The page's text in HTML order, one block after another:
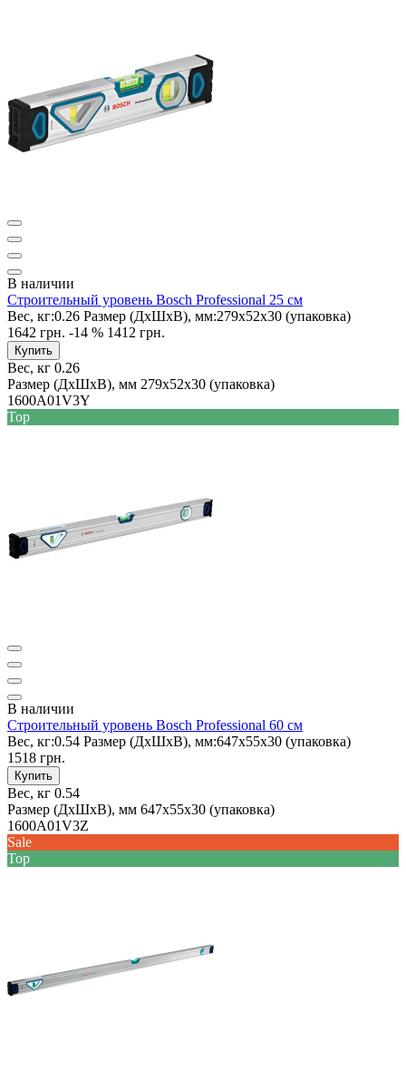
В наличии
Строительный уровень Bosch Professional 25 см
Вес, кг:0.26 Размер (ДxШxВ), мм:279х52х30 (упаковка)
1642 грн. -14 % 1412 грн.
Купить
Вес, кг 0.26
Размер (ДxШxВ), мм 279х52х30 (упаковка)
1600A01V3Y
Top
В наличии
Строительный уровень Bosch Professional 60 см
Вес, кг:0.54 Размер (ДxШxВ), мм:647х55х30 (упаковка)
1518 грн.
Купить
Вес, кг 0.54
Размер (ДxШxВ), мм 647х55х30 (упаковка)
1600A01V3Z
Sale
Top